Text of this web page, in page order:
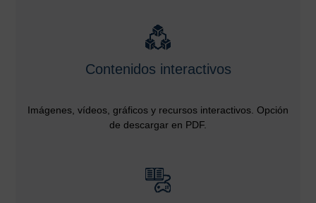
Contenidos interactivos
Imágenes, vídeos, gráficos y recursos interactivos. Opción
de descargar en PDF.